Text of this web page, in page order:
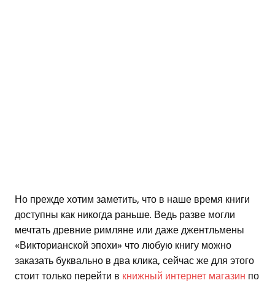
Но прежде хотим заметить, что в наше время книги
доступны как никогда раньше. Ведь разве могли
мечтать древние римляне или даже джентльмены
«Викторианской эпохи» что любую книгу можно
заказать буквально в два клика, сейчас же для этого
стоит только перейти в книжный интернет магазин по